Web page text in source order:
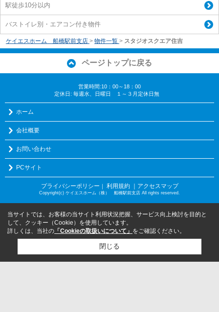
駅徒歩10分以内
バストイレ別・エアコン付き物件
ケイエスホーム 船橋駅前支店 > 物件一覧 > スタジオスクエア住吉
ページトップに戻る
営業時間:10：00～18：00
定休日: 毎週水、日曜日 １～３月定休日無
ホーム
会社概要
お問い合わせ
PCサイト
プライバシーポリシー 利用規約 ｜アクセスマップ
Copyright(c) ケイエスホーム（株） 船橋駅前支店 All rights reserved.
当サイトでは、お客様の当サイト利用状況把握、サービス向上検討を目的と
して、クッキー（Cookie）を使用しています。
詳しくは、当社の 「Cookieの取扱いについて」 をご確認ください。
閉じる